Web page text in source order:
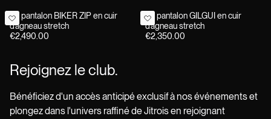
Le pantalon BIKER ZIP en cuir
d’agneau stretch
€2,490.00
Le pantalon GILGUI en cuir
d’agneau stretch
€2,350.00
Rejoignez le club.
Bénéficiez d'un accès anticipé exclusif à nos événements et
plongez dans l'univers raffiné de Jitrois en rejoignant